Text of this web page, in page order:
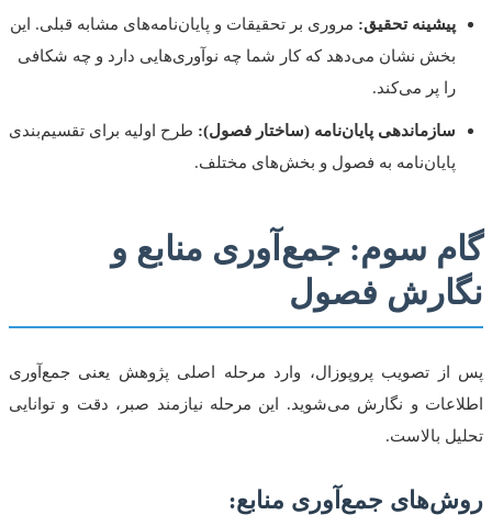
پیشینه تحقیق: مروری بر تحقیقات و پایان‌نامه‌های مشابه قبلی. این
بخش نشان می‌دهد که کار شما چه نوآوری‌هایی دارد و چه شکافی
را پر می‌کند.
سازماندهی پایان‌نامه (ساختار فصول): طرح اولیه برای تقسیم‌بندی
پایان‌نامه به فصول و بخش‌های مختلف.
گام سوم: جمع‌آوری منابع و
نگارش فصول
پس از تصویب پروپوزال، وارد مرحله اصلی پژوهش یعنی جمع‌آوری
اطلاعات و نگارش می‌شوید. این مرحله نیازمند صبر، دقت و توانایی
تحلیل بالاست.
روش‌های جمع‌آوری منابع: